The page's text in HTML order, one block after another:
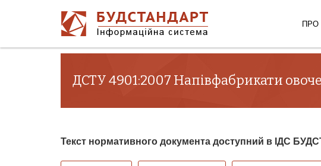
ПРО
ДСТУ 4901:2007 Напівфабрикати
Текст нормативного документа доступний в ІДС